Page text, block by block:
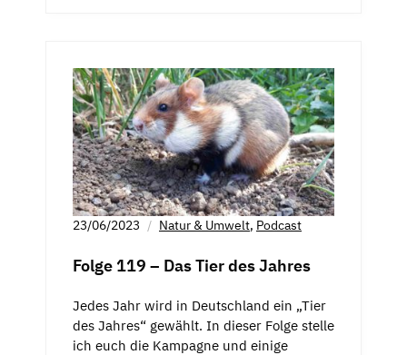
23/06/2023 Natur & Umwelt, Podcast
Folge 119 – Das Tier des Jahres
Jedes Jahr wird in Deutschland ein „Tier
des Jahres“ gewählt. In dieser Folge stelle
ich euch die Kampagne und einige